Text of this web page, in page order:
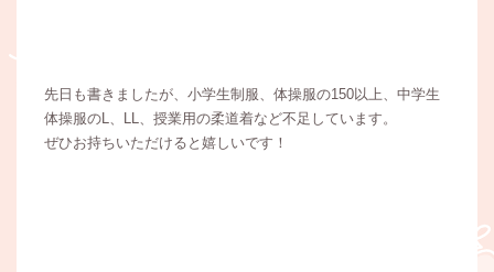
先日も書きましたが、小学生制服、体操服の150以上、中学生
体操服のL、LL、授業用の柔道着など不足しています。
ぜひお持ちいただけると嬉しいです！